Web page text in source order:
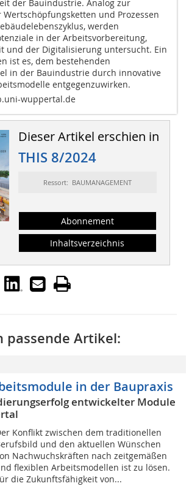
der Bauindustrie. Analog zur
und Prozessen
werden
in der Arbeitsvorbereitung,
und der Digitalisierung untersucht. Ein
ist es, dem bestehenden
in der Bauindustrie durch innovative
entgegenzuwirken.
wuppertal.de
Dieser Artikel erschien in
THIS 8/2024
Ressort: BAUMANAGEMENT
Abonnement
Inhaltsverzeichnis
passende Artikel:
in der Baupraxis
entwickelter Module
Konflikt zwischen dem traditionellen
und den aktuellen Wünschen
Nachwuchskräften nach zeitgemäßen
flexiblen Arbeitsmodellen ist zu lösen.
die Zukunftsfähigkeit von...